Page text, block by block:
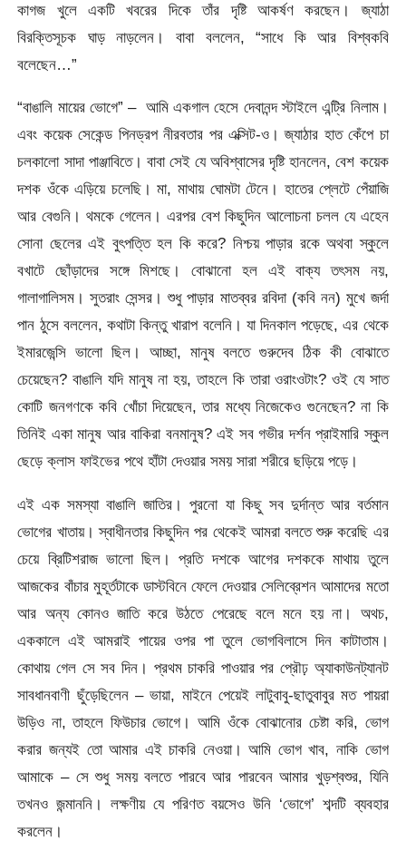
কাগজ খুলে একটি খবরের দিকে তাঁর দৃষ্টি আকর্ষণ করছেন। জ্যাঠা
বিরক্তিসূচক ঘাড় নাড়লেন। বাবা বললেন, “সাধে কি আর বিশ্বকবি
বলেছেন…”
“বাঙালি মায়ের ভোগে” – আমি একগাল হেসে দেবানন্দ স্টাইলে এন্ট্রি নিলাম।
এবং কয়েক সেকেন্ড পিনড্রপ নীরবতার পর এক্সিট-ও। জ্যাঠার হাত কেঁপে চা
চলকালো সাদা পাঞ্জাবিতে। বাবা সেই যে অবিশ্বাসের দৃষ্টি হানলেন, বেশ কয়েক
দশক ওঁকে এড়িয়ে চলেছি। মা, মাথায় ঘোমটা টেনে। হাতের প্লেটে পেঁয়াজি
আর বেগুনি। থমকে গেলেন। এরপর বেশ কিছুদিন আলোচনা চলল যে এহেন
সোনা ছেলের এই বুৎপত্তি হল কি করে? নিশ্চয় পাড়ার রকে অথবা স্কুলে
বখাটে ছোঁড়াদের সঙ্গে মিশছে। বোঝানো হল এই বাক্য তৎসম নয়,
গালাগালিসম। সুতরাং সেন্সর। শুধু পাড়ার মাতব্বর রবিদা (কবি নন) মুখে জর্দা
পান ঠুসে বললেন, কথাটা কিন্তু খারাপ বলেনি। যা দিনকাল পড়েছে, এর থেকে
ইমারজেন্সি ভালো ছিল। আচ্ছা, মানুষ বলতে গুরুদেব ঠিক কী বোঝাতে
চেয়েছেন? বাঙালি যদি মানুষ না হয়, তাহলে কি তারা ওরাংওটাং? ওই যে সাত
কোটি জনগণকে কবি খোঁচা দিয়েছেন, তার মধ্যে নিজেকেও গুনেছেন? না কি
তিনিই একা মানুষ আর বাকিরা বনমানুষ? এই সব গভীর দর্শন প্রাইমারি স্কুল
ছেড়ে ক্লাস ফাইভের পথে হাঁটা দেওয়ার সময় সারা শরীরে ছড়িয়ে পড়ে।
এই এক সমস্যা বাঙালি জাতির। পুরনো যা কিছু সব দুর্দান্ত আর বর্তমান
ভোগের খাতায়। স্বাধীনতার কিছুদিন পর থেকেই আমরা বলতে শুরু করেছি এর
চেয়ে ব্রিটিশরাজ ভালো ছিল। প্রতি দশকে আগের দশককে মাথায় তুলে
আজকের বাঁচার মুহূর্তটাকে ডাস্টবিনে ফেলে দেওয়ার সেলিব্রেশন আমাদের মতো
আর অন্য কোনও জাতি করে উঠতে পেরেছে বলে মনে হয় না। অথচ,
এককালে এই আমরাই পায়ের ওপর পা তুলে ভোগবিলাসে দিন কাটাতাম।
কোথায় গেল সে সব দিন। প্রথম চাকরি পাওয়ার পর প্রৌঢ় অ্যাকাউনট্যানট
সাবধানবাণী ছুঁড়েছিলেন – ভায়া, মাইনে পেয়েই লাটুবাবু-ছাতুবাবুর মত পায়রা
উড়িও না, তাহলে ফিউচার ভোগে। আমি ওঁকে বোঝানোর চেষ্টা করি, ভোগ
করার জন্যই তো আমার এই চাকরি নেওয়া। আমি ভোগ খাব, নাকি ভোগ
আমাকে – সে শুধু সময় বলতে পারবে আর পারবেন আমার খুড়শ্বশুর, যিনি
তখনও জন্মাননি। লক্ষণীয় যে পরিণত বয়সেও উনি ‘ভোগে’ শব্দটি ব্যবহার
করলেন।